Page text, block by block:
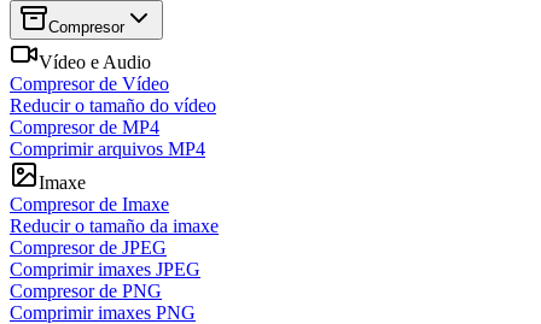
Compresor
Vídeo e Audio
Compresor de Vídeo
Reducir o tamaño do vídeo
Compresor de MP4
Comprimir arquivos MP4
Imaxe
Compresor de Imaxe
Reducir o tamaño da imaxe
Compresor de JPEG
Comprimir imaxes JPEG
Compresor de PNG
Comprimir imaxes PNG